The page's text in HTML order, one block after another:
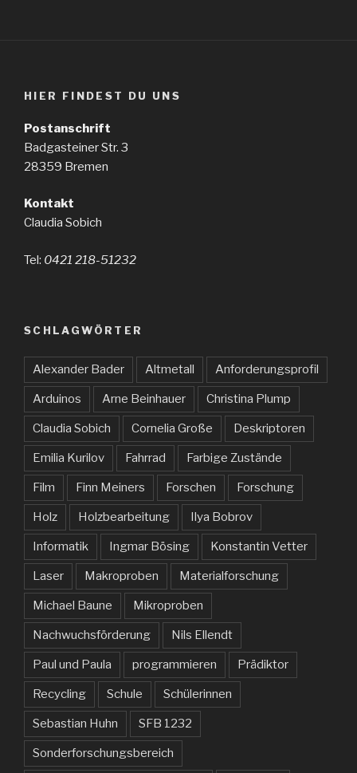
HIER FINDEST DU UNS
Postanschrift
Badgasteiner Str. 3
28359 Bremen
Kontakt
Claudia Sobich
Tel: 0421 218-51232
SCHLAGWÖRTER
Alexander Bader Altmetall Anforderungsprofil
Arduinos Arne Beinhauer Christina Plump
Claudia Sobich Cornelia Große Deskriptoren
Emilia Kurilov Fahrrad Farbige Zustände
Film Finn Meiners Forschen Forschung
Holz Holzbearbeitung Ilya Bobrov
Informatik Ingmar Bösing Konstantin Vetter
Laser Makroproben Materialforschung
Michael Baune Mikroproben
Nachwuchsförderung Nils Ellendt
Paul und Paula programmieren Prädiktor
Recycling Schule Schülerinnen
Sebastian Huhn SFB 1232
Sonderforschungsbereich